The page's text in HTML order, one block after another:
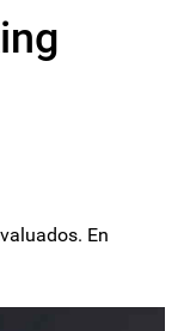
En